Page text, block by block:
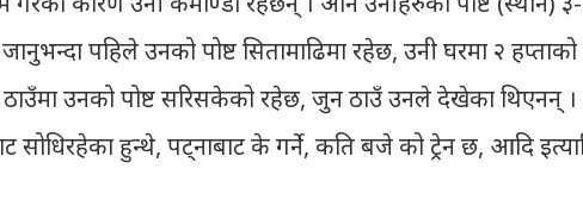
पहिले उनको पोष्ट सितामाढिमा रहेछ, उनी घरमा २ हप्ताको
ठाउँमा उनको पोष्ट सरिसकेको रहेछ, जुन ठाउँ उनले देखेका थिएनन् ।
सोधिरहेका हुन्थे, पट्नाबाट के गर्ने, कति बजे को ट्रेन छ, आदि